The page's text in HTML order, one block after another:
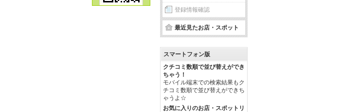
登録情報確認
最近見たお店・スポット
スマートフォン版
クチコミ数順で並び替えができ
ちゃう！
モバイル端末での検索結果もク
チコミ数順で並び替えができち
ゃうよ☆
お気に入りのお店・スポットリ